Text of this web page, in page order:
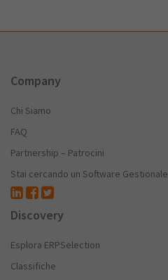
Company
Chi Siamo
FAQ
Partnership – Patrocini
Stai cercando un Software Gestionale
Discovery
Esplora ERPSelection
Classifiche